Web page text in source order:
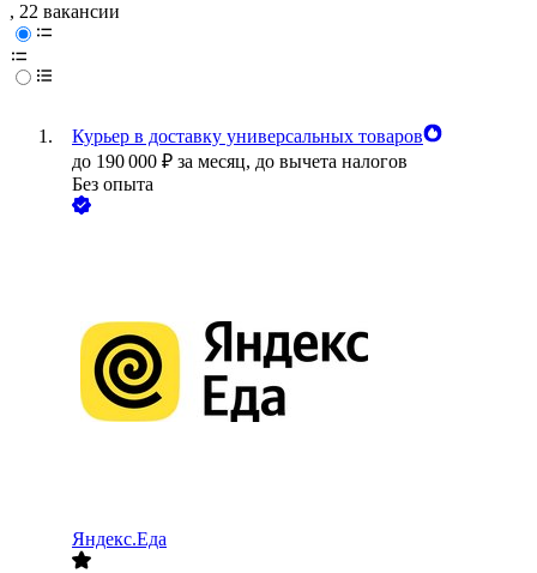
, 22 вакансии
Курьер в доставку универсальных товаров
до 190 000 ₽ за месяц, до вычета налогов
Без опыта
Яндекс.Еда